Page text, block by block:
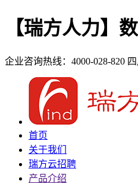
【瑞方人力】
企业咨询热线：4000-028-820
首页
关于我们
瑞方云招聘
产品介绍